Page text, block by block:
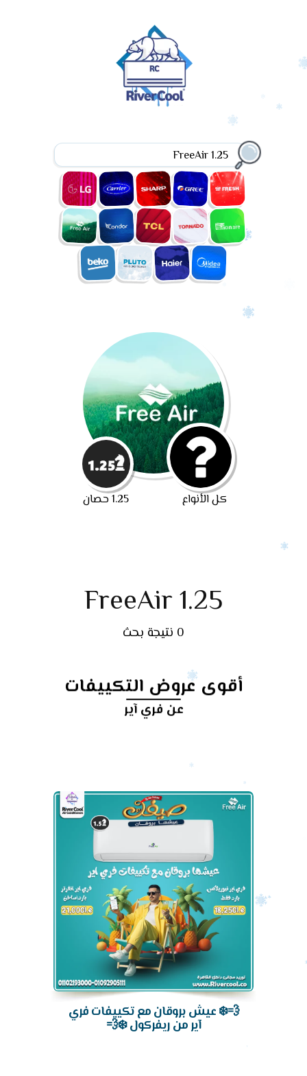
1.25 حصان كل الأنواع
FreeAir 1.25
0 نتيجة بحث
أقوى عروض التكييفات
عن فري آير
💨❄️ عيش بروقان مع تكييفات فري
آير من ريفركول ❄️💨